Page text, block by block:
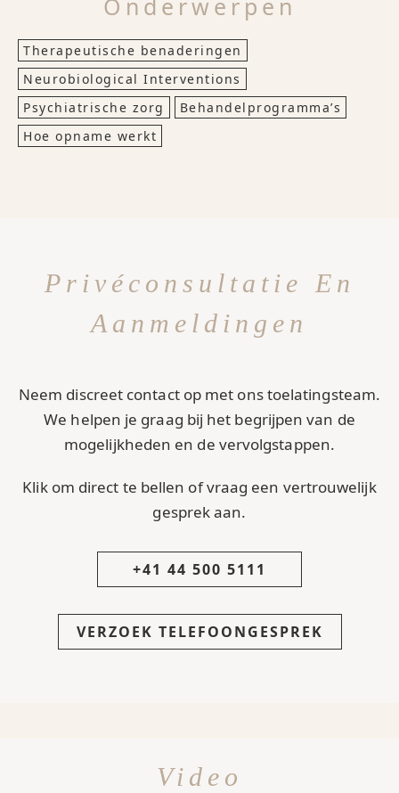
Onderwerpen
Therapeutische benaderingen
Neurobiological Interventions
Psychiatrische zorg
Behandelprogramma’s
Hoe opname werkt
Privéconsultatie En
Aanmeldingen
Neem discreet contact op met ons toelatingsteam.
We helpen je graag bij het begrijpen van de
mogelijkheden en de vervolgstappen.
Klik om direct te bellen of vraag een vertrouwelijk
gesprek aan.
+41 44 500 5111
VERZOEK TELEFOONGESPREK
Video